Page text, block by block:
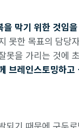
막기 위한 것임
못한 목표의 담당
못을 가리는 것에
브레인스토밍하